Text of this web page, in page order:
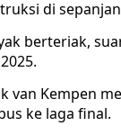
di
berteriak,
van Kempen
ke laga final.